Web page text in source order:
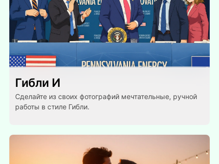
Гибли И
Сделайте из своих фотографий мечтательные, ручной
работы в стиле Гибли.